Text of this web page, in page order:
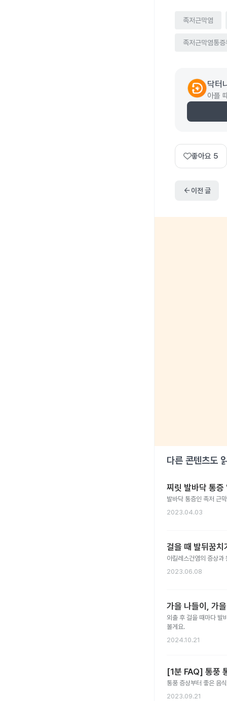
족저근막염
족저근막염통
닥터
아플
좋아요 5
arrow_back이전 글
다른 콘텐츠도
찌릿 발바닥 통
발바닥 통증인 족저 근
2023.04.03
걸을 때 발뒤꿈
아킬레스건염의 증상과
2023.06.08
가을 나들이, 가
외출 후 걸을 때마다 발
볼게요.
2024.10.21
[1분 FAQ] 통풍
통풍 증상부터 좋은 음
2023.09.21